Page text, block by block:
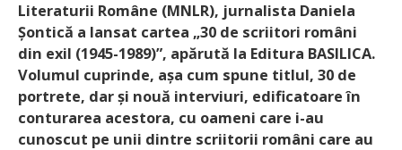
Literaturii Române (MNLR), jurnalista Daniela
Șontică a lansat cartea „30 de scriitori români
din exil (1945-1989)”, apărută la Editura BASILICA.
Volumul cuprinde, așa cum spune titlul, 30 de
portrete, dar și nouă interviuri, edificatoare în
conturarea acestora, cu oameni care i-au
cunoscut pe unii dintre scriitorii români care au